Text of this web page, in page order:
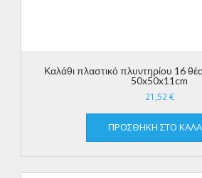
Καλάθι πλαστικό πλυντηρίου 16
50x50x11cm
21,52€
ΠΡΟΣΘΉΚΗ ΣΤΟ